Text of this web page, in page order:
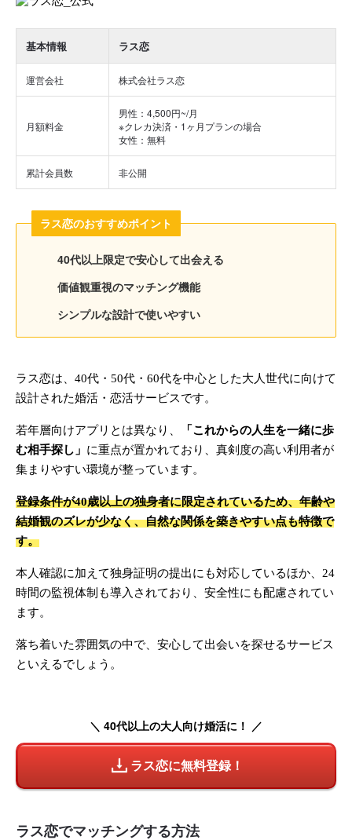
基本情報 ラス恋
運営会社 株式会社ラス恋
月額料金
男性：4,500円~/月
※クレカ決済・1ヶ月プランの場合
女性：無料
累計会員数 非公開
ラス恋のおすすめポイント
40代以上限定で安心して出会える
価値観重視のマッチング機能
シンプルな設計で使いやすい
ラス恋は、40代・50代・60代を中心とした大人世代に向けて
設計された婚活・恋活サービスです。
若年層向けアプリとは異なり、
「これからの人生を一緒に歩
む相手探し」 に重点が置かれており、真剣度の高い利用者が
集まりやすい環境が整っています。
登録条件が40歳以上の独身者に限定されているため、年齢や
結婚観のズレが少なく、自然な関係を築きやすい点も特徴で
す。
本人確認に加えて独身証明の提出にも対応しているほか、24
時間の監視体制も導入されており、安全性にも配慮されてい
ます。
落ち着いた雰囲気の中で、安心して出会いを探せるサービス
といえるでしょう。
＼ 40代以上の大人向け婚活に！ ／
ラス恋に無料登録！
ラス恋でマッチングする方法